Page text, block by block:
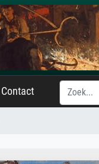
Contact